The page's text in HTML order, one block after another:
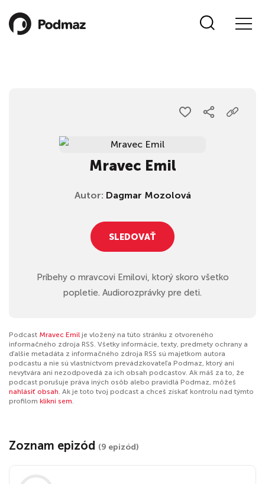
Mravec Emil
Autor: Dagmar Mozolová
SLEDOVAŤ
Príbehy o mravcovi Emilovi, ktorý skoro všetko
popletie. Audiorozprávky pre deti.
Podcast Mravec Emil je vložený na túto stránku z otvoreného
informačného zdroja RSS. Všetky informácie, texty, predmety ochrany a
ďalšie metadáta z informačného zdroja RSS sú majetkom autora
podcastu a nie sú vlastníctvom prevádzkovateľa Podmaz, ktorý ani
nevytvára ani nezodpovedá za ich obsah podcastov. Ak máš za to, že
podcast porušuje práva iných osôb alebo pravidlá Podmaz, môžeš
nahlásiť obsah. Ak je toto tvoj podcast a chceš získať kontrolu nad týmto
profilom klikni sem.
Zoznam epizód (9 epizód)